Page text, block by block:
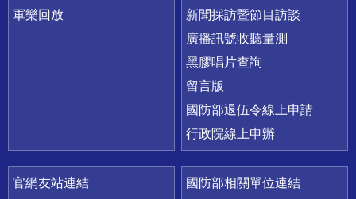
軍樂回放
新聞採訪暨節目訪談
廣播訊號收聽量測
黑膠唱片查詢
留言版
國防部退伍令線上申請
行政院線上申辦
官網友站連結
國防部相關單位連結